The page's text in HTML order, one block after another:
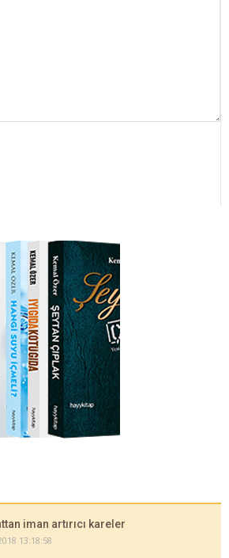
iman artırıcı kareler
13:18:58